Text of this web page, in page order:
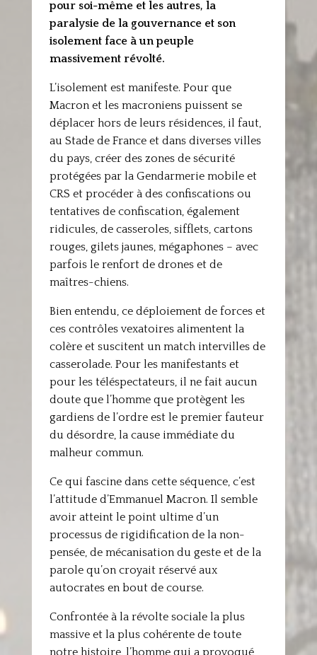
pour soi-même et les autres, la
paralysie de la gouvernance et son
isolement face à un peuple
massivement révolté.
L’isolement est manifeste. Pour que
Macron et les macroniens puissent se
déplacer hors de leurs résidences, il faut,
au Stade de France et dans diverses villes
du pays, créer des zones de sécurité
protégées par la Gendarmerie mobile et
CRS et procéder à des confiscations ou
tentatives de confiscation, également
ridicules, de casseroles, sifflets, cartons
rouges, gilets jaunes, mégaphones – avec
parfois le renfort de drones et de
maîtres-chiens.
Bien entendu, ce déploiement de forces et
ces contrôles vexatoires alimentent la
colère et suscitent un match intervilles de
casserolade. Pour les manifestants et
pour les téléspectateurs, il ne fait aucun
doute que l’homme que protègent les
gardiens de l’ordre est le premier fauteur
du désordre, la cause immédiate du
malheur commun.
Ce qui fascine dans cette séquence, c’est
l’attitude d’Emmanuel Macron. Il semble
avoir atteint le point ultime d’un
processus de rigidification de la non-
pensée, de mécanisation du geste et de la
parole qu’on croyait réservé aux
autocrates en bout de course.
Confrontée à la révolte sociale la plus
massive et la plus cohérente de toute
notre histoire, l’homme qui a provoqué